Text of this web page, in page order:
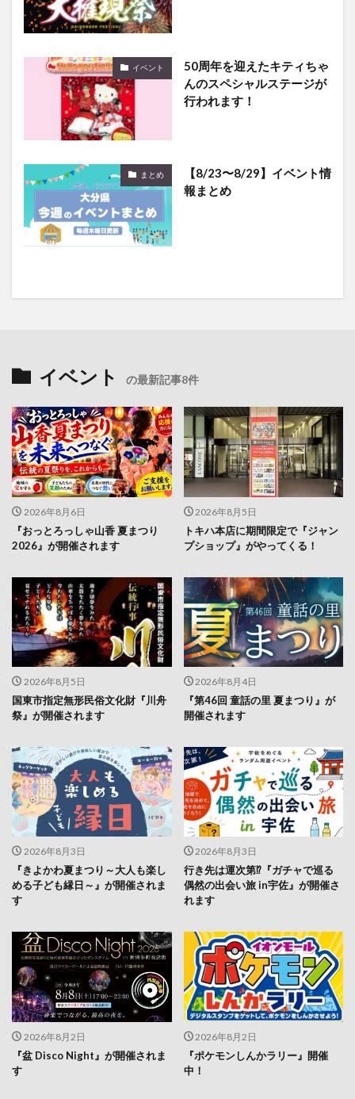
イベント
50周年を迎えたキティちゃ
んのスペシャルステージが
行われます！
まとめ
【8/23〜8/29】イベント情
報まとめ
イベント の最新記事8件
2026年8月6日
『おっとろっしゃ山香 夏まつり
2026』が開催されます
2026年8月5日
トキハ本店に期間限定で『ジャン
プショップ』がやってくる！
2026年8月5日
国東市指定無形民俗文化財『川舟
祭』が開催されます
2026年8月4日
『第46回 童話の里 夏まつり』が
開催されます
2026年8月3日
『きよかわ夏まつり～大人も楽し
める子ども縁日～』が開催されま
す
2026年8月3日
行き先は運次第⁉『ガチャで巡る
偶然の出会い旅 in宇佐』が開催さ
れます
2026年8月2日
『盆 Disco Night』が開催されま
す
2026年8月2日
『ポケモンしんかラリー』開催
中！